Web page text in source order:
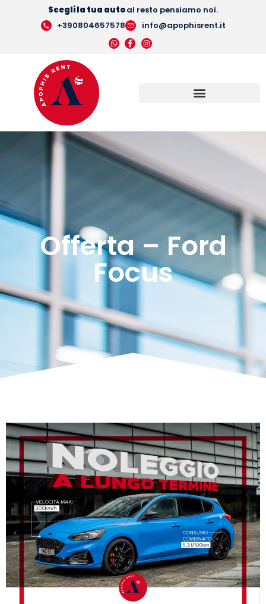
Scegli la tua autoal resto pensiamo noi.
+390804657578
info@apophisrent.it
Offerta – Ford
Focus